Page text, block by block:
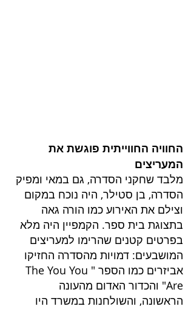
החוויה החווייתית פוגשת את
המעריצים
מלבד שחקני הסדרה, גם במאי ומפיק
הסדרה, בן סטילר, היה נוכח במקום
וצילם את האירוע כמו הורה גאה
בתצוגת בית ספר. הקמפיין היה מלא
בפרטים קטנים שהרימו למעריצים
המושבעים: דמויות מהסדרה החזיקו
אביזרים כמו הספר "The You You
Are" והכדור האדום מהעונה
הראשונה, והשולחנות במשרד היו